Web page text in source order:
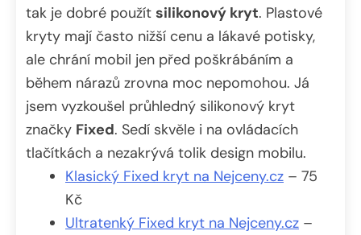
tak je dobré použít silikonový kryt. Plastové
kryty mají často nižší cenu a lákavé potisky,
ale chrání mobil jen před poškrábáním a
během nárazů zrovna moc nepomohou. Já
jsem vyzkoušel průhledný silikonový kryt
značky Fixed. Sedí skvěle i na ovládacích
tlačítkách a nezakrývá tolik design mobilu.
Klasický Fixed kryt na Nejceny.cz – 75
Kč
Ultratenký Fixed kryt na Nejceny.cz –